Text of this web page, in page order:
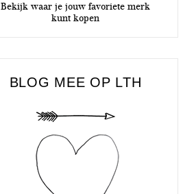
Bekijk waar je jouw favoriete merk
kunt kopen
BLOG MEE OP LTH